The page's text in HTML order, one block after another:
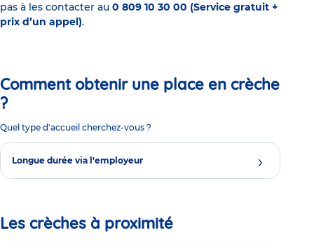
pas à les contacter au 0 809 10 30 00 (Service gratuit +
prix d’un appel).
Comment obtenir une place en crèche
?
Quel type d'accueil cherchez-vous ?
Longue durée via l'employeur
Les crèches à proximité